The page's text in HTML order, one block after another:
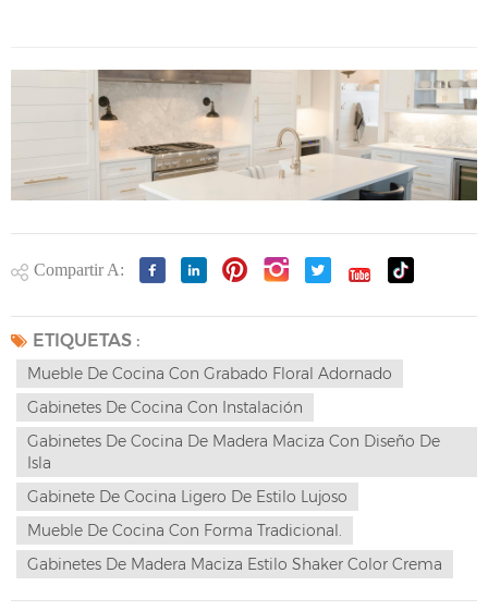
Compartir A:
ETIQUETAS :
Mueble De Cocina Con Grabado Floral Adornado
Gabinetes De Cocina Con Instalación
Gabinetes De Cocina De Madera Maciza Con Diseño De
Isla
Gabinete De Cocina Ligero De Estilo Lujoso
Mueble De Cocina Con Forma Tradicional.
Gabinetes De Madera Maciza Estilo Shaker Color Crema